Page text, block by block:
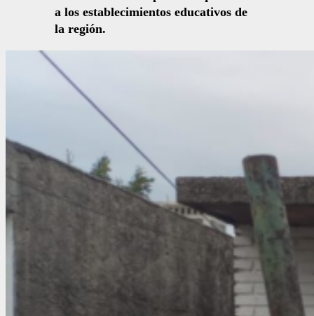
a los establecimientos educativos de
la región.